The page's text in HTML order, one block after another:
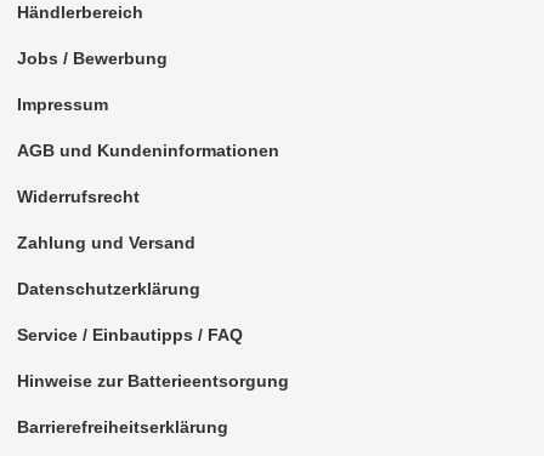
Händlerbereich
Jobs / Bewerbung
Impressum
AGB und Kundeninformationen
Widerrufsrecht
Zahlung und Versand
Datenschutzerklärung
Service / Einbautipps / FAQ
Hinweise zur Batterieentsorgung
Barrierefreiheitserklärung